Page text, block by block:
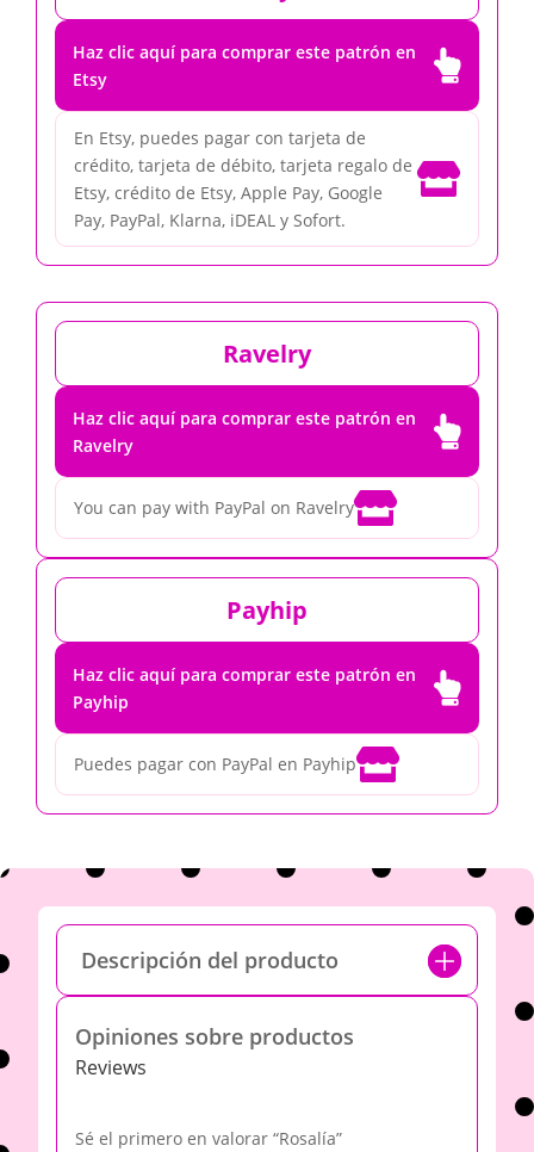
Haz clic aquí para comprar este patrón en
Etsy

En Etsy, puedes pagar con tarjeta de
crédito, tarjeta de débito, tarjeta regalo de
Etsy, crédito de Etsy, Apple Pay, Google
Pay, PayPal, Klarna, iDEAL y Sofort.

Ravelry
Haz clic aquí para comprar este patrón en
Ravelry

You can pay with PayPal on Ravelry
Payhip
Haz clic aquí para comprar este patrón en
Payhip

Puedes pagar con PayPal en Payhip
Descripción del producto
Opiniones sobre productos
Reviews
Sé el primero en valorar “Rosalía”